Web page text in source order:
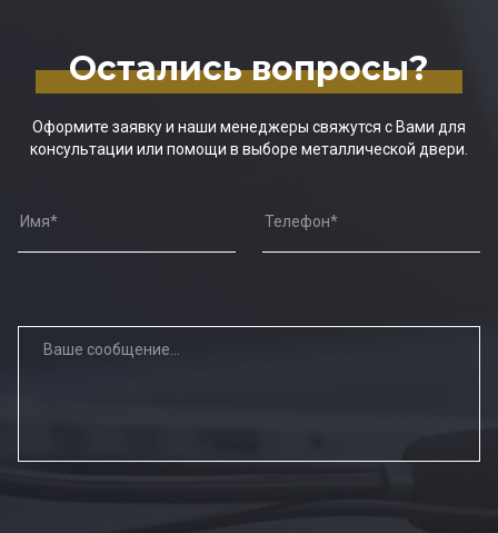
Остались вопросы?
Оформите заявку и наши менеджеры свяжутся с Вами для
консультации или помощи в выборе металлической двери.